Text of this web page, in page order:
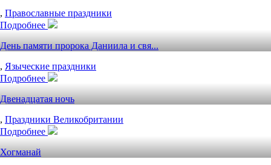
, Православные праздники
Подробнее
День памяти пророка Даниила и свя...
, Языческие праздники
Подробнее
Двенадцатая ночь
, Праздники Великобритании
Подробнее
Хогманай